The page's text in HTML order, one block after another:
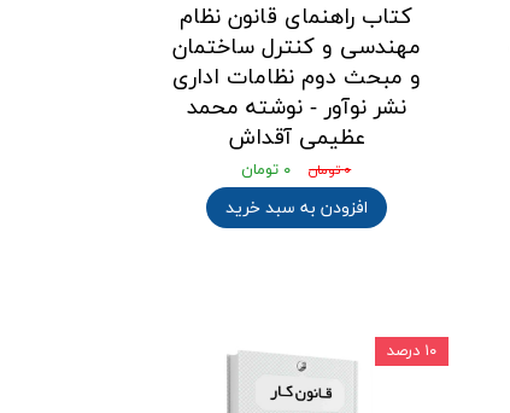
کتاب راهنمای قانون نظام
مهندسی و کنترل ساختمان
و مبحث دوم نظامات اداری
نشر نوآور - نوشته محمد
عظیمی آقداش
۰ تومان ۰ تومان
افزودن به سبد خرید
۱۰ درصد